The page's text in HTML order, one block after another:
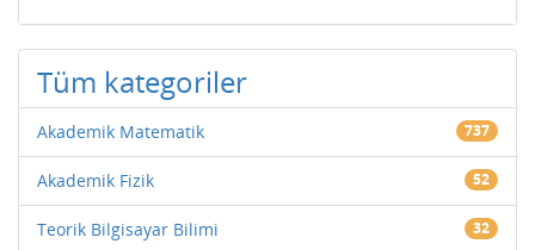
Tüm kategoriler
Akademik Matematik 737
Akademik Fizik 52
Teorik Bilgisayar Bilimi 32